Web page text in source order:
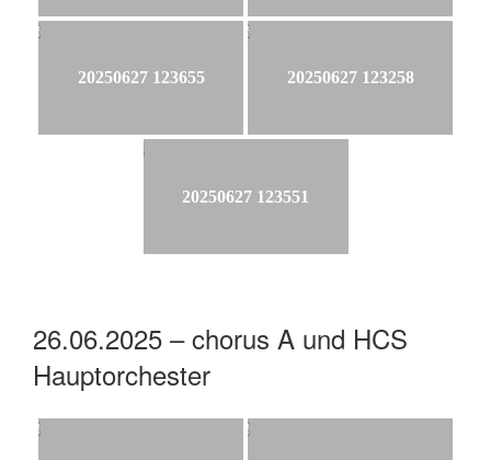
20250627 123655 20250627 123258
20250627 123551
26.06.2025 – chorus A und HCS
Hauptorchester